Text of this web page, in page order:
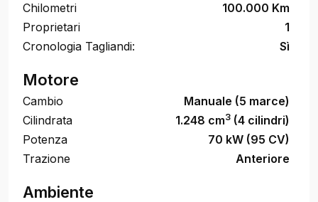
Chilometri
100.000 Km
Proprietari
1
Cronologia Tagliandi:
Sì
Motore
Cambio
Manuale (5 marce)
Cilindrata
1.248 cm3 (4 cilindri)
Potenza
70 kW (95 CV)
Trazione
Anteriore
Ambiente